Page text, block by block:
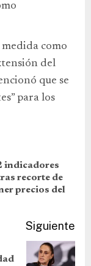
como
del
que se
para los
indicadores
recorte de
precios del
Siguiente